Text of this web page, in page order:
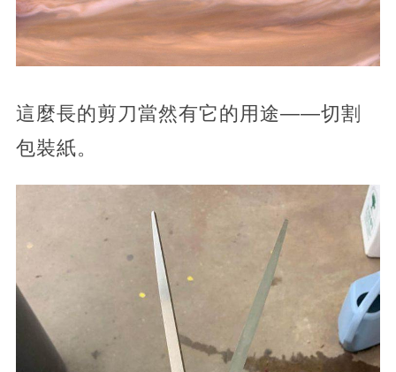
這麼長的剪刀當然有它的用途——切割
包裝紙。